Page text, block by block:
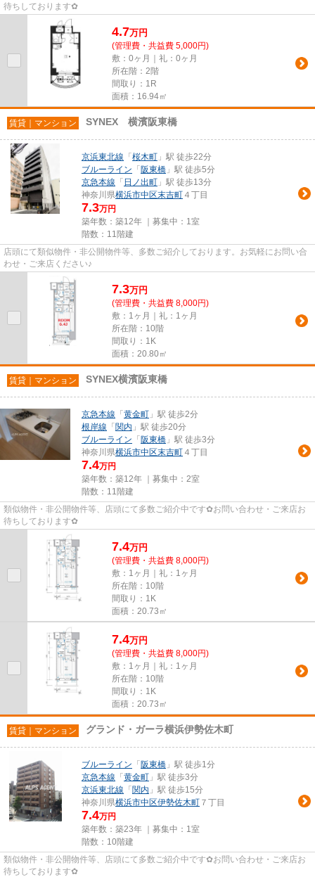
待ちしております✿
4.7万円
(管理費・共益費 5,000円)
敷：0ヶ月｜礼：0ヶ月
所在階：2階
間取り：1R
面積：16.94㎡
賃貸｜マンション SYNEX 横濱阪東橋
京浜東北線 「 桜木町 」駅 徒歩22分
ブルーライン 「 阪東橋 」駅 徒歩5分
京急本線 「 日ノ出町 」駅 徒歩13分
神奈川県横浜市中区末吉町 ４丁目
7.3万円
築年数：築12年 ｜募集中： 1室
階数：11階建
店頭にて類似物件・非公開物件等、多数ご紹介しております。お気軽にお問い合
わせ・ご来店ください♪
7.3万円
(管理費・共益費 8,000円)
敷：1ヶ月｜礼：1ヶ月
所在階：10階
間取り：1K
面積：20.80㎡
賃貸｜マンション SYNEX横濱阪東橋
京急本線 「 黄金町 」駅 徒歩2分
根岸線 「 関内 」駅 徒歩20分
ブルーライン 「 阪東橋 」駅 徒歩3分
神奈川県横浜市中区末吉町 ４丁目
7.4万円
築年数：築12年 ｜募集中： 2室
階数：11階建
類似物件・非公開物件等、店頭にて多数ご紹介中です✿お問い合わせ・ご来店お
待ちしております✿
7.4万円
(管理費・共益費 8,000円)
敷：1ヶ月｜礼：1ヶ月
所在階：10階
間取り：1K
面積：20.73㎡
7.4万円
(管理費・共益費 8,000円)
敷：1ヶ月｜礼：1ヶ月
所在階：10階
間取り：1K
面積：20.73㎡
賃貸｜マンション グランド・ガーラ横浜伊勢佐木町
ブルーライン 「 阪東橋 」駅 徒歩1分
京急本線 「 黄金町 」駅 徒歩3分
京浜東北線 「 関内 」駅 徒歩15分
神奈川県横浜市中区伊勢佐木町 ７丁目
7.4万円
築年数：築23年 ｜募集中： 1室
階数：10階建
類似物件・非公開物件等、店頭にて多数ご紹介中です✿お問い合わせ・ご来店お
待ちしております✿